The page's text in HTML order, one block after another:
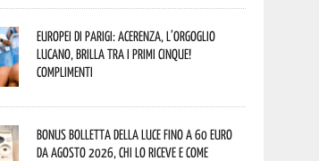
Europei di Parigi: Acerenza, l’orgoglio
lucano, brilla tra i primi cinque!
Complimenti
Bonus bolletta della luce fino a 60 euro
da agosto 2026, chi lo riceve e come